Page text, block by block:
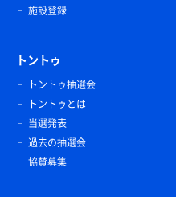
施設登録
トントゥ
トントゥ抽選会
トントゥとは
当選発表
過去の抽選会
協賛募集